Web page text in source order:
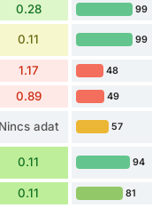
0.28 99
0.11 99
1.17 48
0.89 49
Nincs adat 57
0.11 94
0.11 81